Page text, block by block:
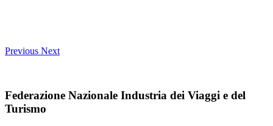
Previous Next
Federazione Nazionale Industria dei Viaggi e del
Turismo